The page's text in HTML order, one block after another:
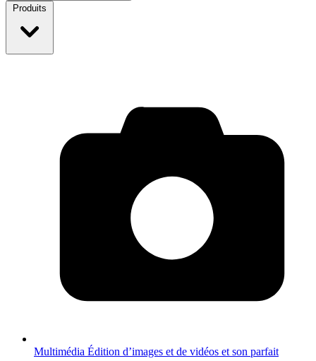
Produits
Multimédia Édition d’images et de vidéos et son parfait